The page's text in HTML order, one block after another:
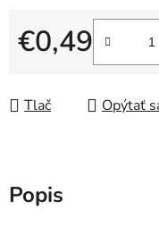
€0,49
Jednotková cena:
Tlač Opýtať
Popis